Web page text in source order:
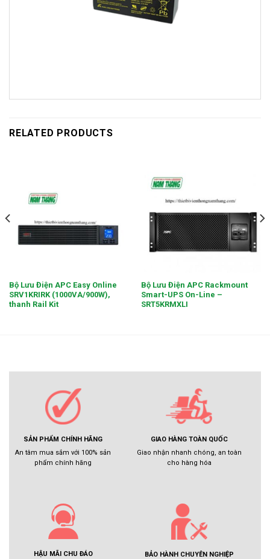
RELATED PRODUCTS
Bộ Lưu Điện APC Easy Online
SRV1KRIRK (1000VA/900W),
thanh Rail Kit
Bộ Lưu Điện APC Rackmount
Smart-UPS On-Line –
SRT5KRMXLI
SẢN PHẨM CHÍNH HÃNG
An tâm mua sắm với 100% sản
phẩm chính hãng
GIAO HÀNG TOÀN QUỐC
Giao nhận nhanh chóng, an toàn
cho hàng hóa
HẬU MÃI CHU ĐÁO
BẢO HÀNH CHUYÊN NGHIỆP